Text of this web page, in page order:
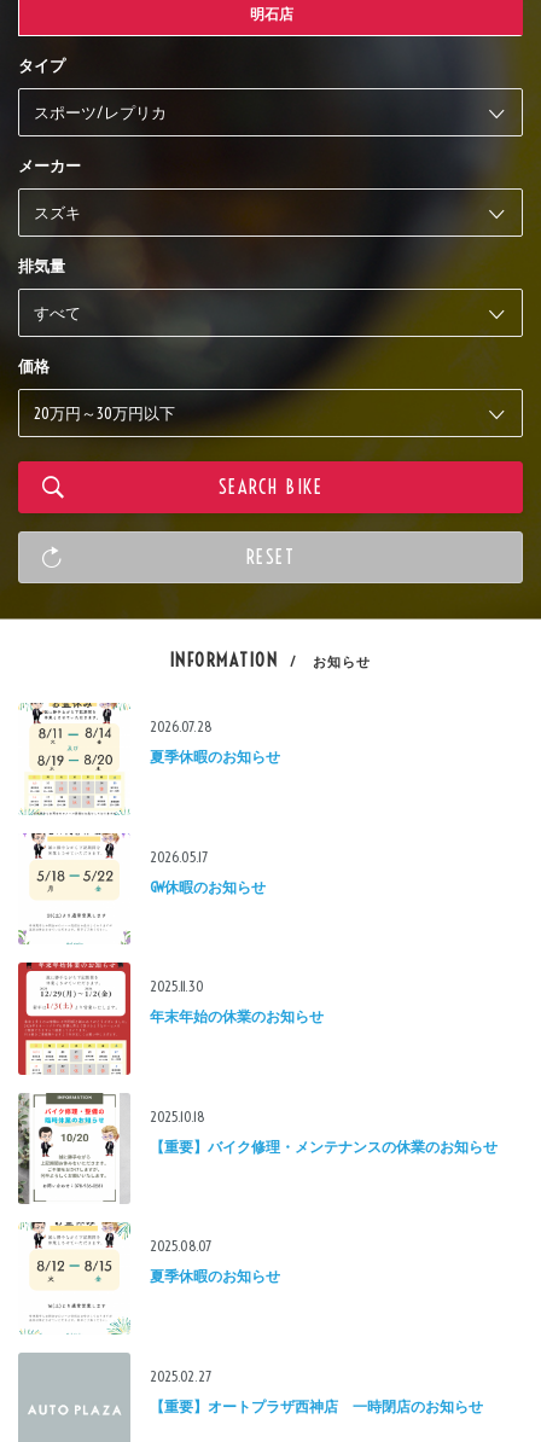
明石店
タイプ
メーカー
排気量
価格
INFORMATION / お知らせ
2026.07.28
夏季休暇のお知らせ
2026.05.17
GW休暇のお知らせ
2025.11.30
年末年始の休業のお知らせ
2025.10.18
【重要】バイク修理・メンテナンスの休業のお知らせ
2025.08.07
夏季休暇のお知らせ
2025.02.27
【重要】オートプラザ西神店 一時閉店のお知らせ